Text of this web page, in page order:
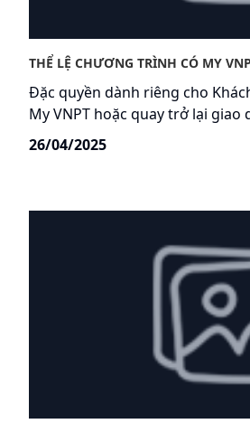
THỂ LỆ CHƯƠNG TRÌNH CÓ MY
Đặc quyền dành riêng cho
My VNPT hoặc quay trở lại giao
VinaPhone Plus! Đổi data xài thả
26/04/2025